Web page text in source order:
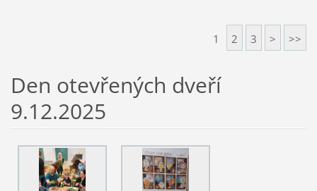
1 2 3 > >>
Den otevřených dveří
9.12.2025